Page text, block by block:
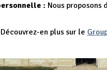
: Nous
en plus sur le